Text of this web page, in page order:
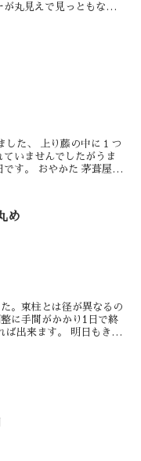
が丸見えで見っともない
した、 上り藤の中に１つ
いませんでしたがうま
です。 おやかた 茅葺屋根
め
。束柱とは径が異なるの
に手間がかかり1日で終
ば出来ます。 明日もきっ